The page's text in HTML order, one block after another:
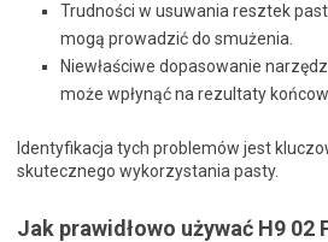
Trudności w usuwania resztek
mogą prowadzić do smużenia.
Niewłaściwe dopasowanie
może wpłynąć na rezultaty
Identyfikacja tych problemów jest
skutecznego wykorzystania pasty.
Jak prawidłowo używać H9 02